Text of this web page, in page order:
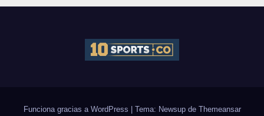
Funciona gracias a WordPress | Tema: Newsup de Themeansar